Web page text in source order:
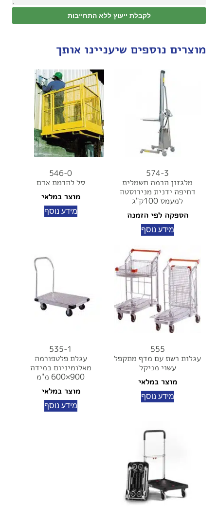
לקבלת ייעוץ ללא התחייבות
מוצרים נוספים שיעניינו אותך
574-3
מלגזון הרמה חשמלית
דחיפה ידנית מנירוסטה
למעמס 100ק"ג
הספקה לפי הזמנה
מידע נוסף
546-0
סל להרמת אדם
מוצר במלאי
מידע נוסף
555
עגלות רשת עם מדף מתקפל
עשוי מניקל
מוצר במלאי
מידע נוסף
535-1
עגלת פלטפורמה
מאלומיניום במידה
900×600 מ"מ
מוצר במלאי
מידע נוסף